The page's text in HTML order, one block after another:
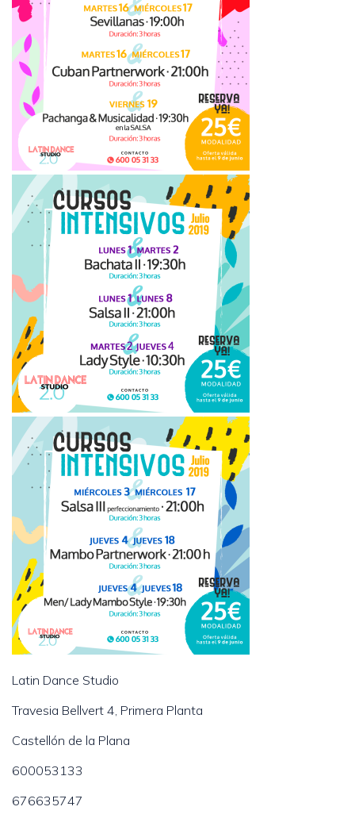
Latin Dance Studio
Travesia Bellvert 4, Primera Planta
Castellón de la Plana
600053133
676635747